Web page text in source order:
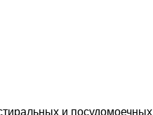
и посудомоечных